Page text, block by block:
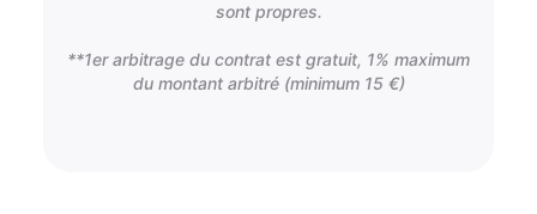
sont propres.
**1er arbitrage du contrat est gratuit, 1% maximum
du montant arbitré (minimum 15 €)